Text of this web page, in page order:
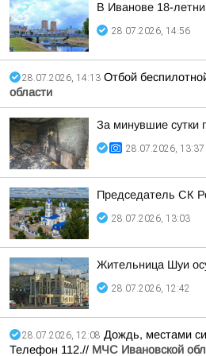
В Иванове 18-
28.07.2026, 14:56
28.07.2026, 14:13 Отбой
области
За минувшие сутки
28.07.2026, 13:37
Председатель СК
28.07.2026, 13:03
Жительница Шуи
28.07.2026, 12:42
28.07.2026, 12:08 Дождь, местами
Телефон 112.// МЧС Ивановской